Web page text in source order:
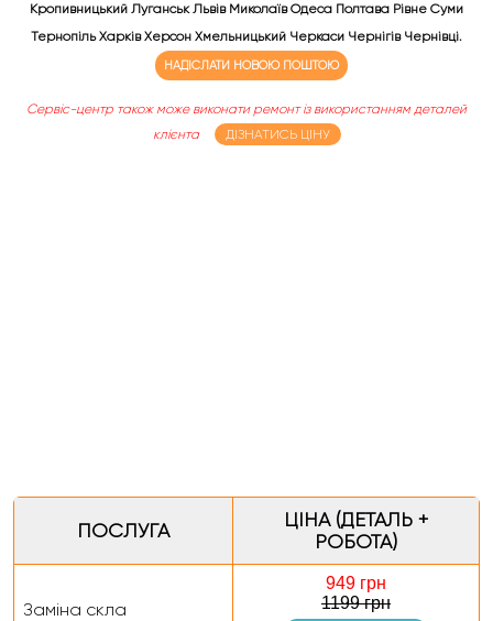
Кропивницький Луганськ Львів Миколаїв Одеса Полтава Рівне Суми
Тернопіль Харків Херсон Хмельницький Черкаси Чернігів Чернівці.
НАДІСЛАТИ НОВОЮ ПОШТОЮ
Сервіс-центр також може виконати ремонт із використанням деталей
клієнта
ДІЗНАТИСЬ ЦІНУ
ПОСЛУГА
ЦІНА (ДЕТАЛЬ +
РОБОТА)
Заміна скла
949 грн
1199 грн